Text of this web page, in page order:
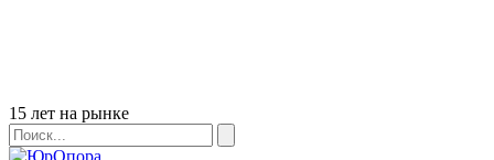
Бейдж
15 лет на рынке
Поиск
Поиск